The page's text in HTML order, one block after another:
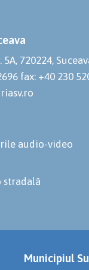
720224,
fax: +40 230
audio-video
stradală
Municipiul